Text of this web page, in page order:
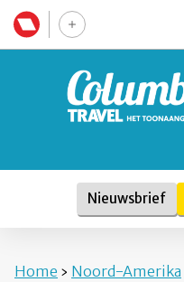
Nieuwsbrief
Home › Noord-Amerika